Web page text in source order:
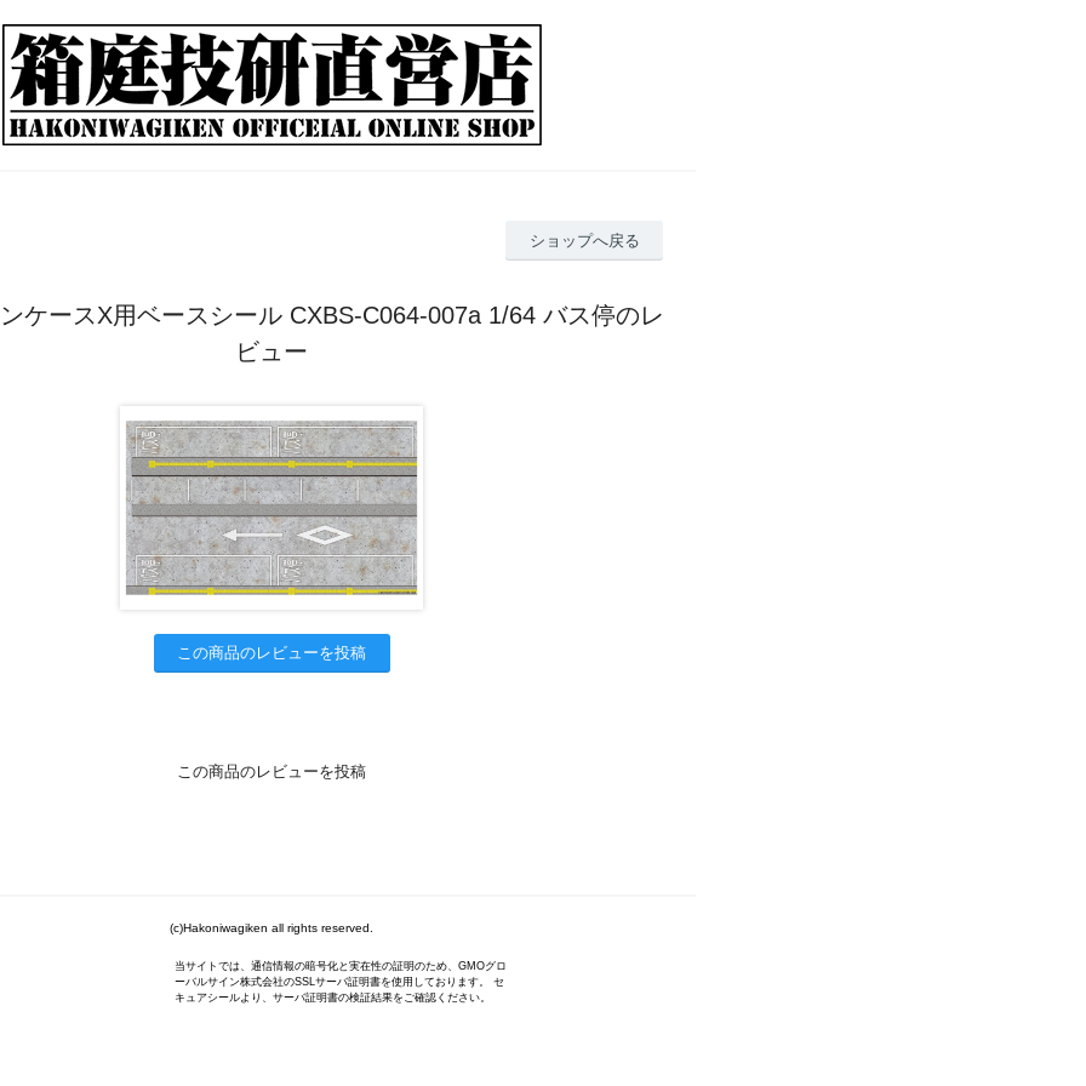
ショップへ戻る
ケースX用ベースシール CXBS-C064-007a 1/64 バス停のレ
ビュー
この商品のレビューを投稿
この商品のレビューを投稿
(c)Hakoniwagiken all rights reserved.
当サイトでは、通信情報の暗号化と実在性の証明のため、GMOグロ
ーバルサイン株式会社のSSLサーバ証明書を使用しております。 セ
キュアシールより、サーバ証明書の検証結果をご確認ください。